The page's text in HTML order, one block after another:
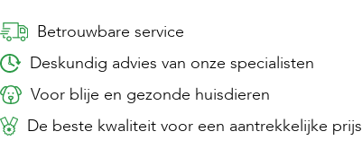
Betrouwbare service
Deskundig advies van onze specialisten
Voor blije en gezonde huisdieren
De beste kwaliteit voor een aantrekkelijke prijs